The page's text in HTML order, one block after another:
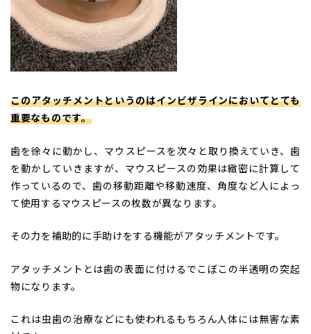
このアタッチメントというのはインビザラインにおいてとても
重要なものです。
歯を徐々に動かし、マウスピースを次々と取り換えていき、歯
を動かしていきますが、マウスピースの効果は緻密に計算して
作っているので、歯の移動距離や移動速度、角度など人によっ
て使用するマウスピースの枚数が異なります。
その力を補助的に手助けをする機能がアタッチメントです。
アタッチメントとは歯の表面に付けるでこぼこの半透明の突起
物になります。
これは虫歯の治療などにも使われるもちろん人体には無害な素